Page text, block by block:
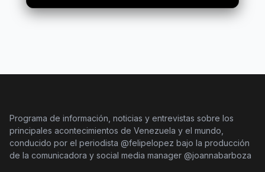
Programa de información, noticias y entrevistas sobre los
principales acontecimientos de Venezuela y el mundo,
conducido por el periodista @felipelopez bajo la producción
de la comunicadora y social media manager @joannabarboza